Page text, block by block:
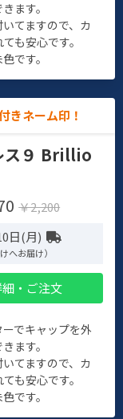
ます。
てますので、カ
も安心です。
です。
きネーム印！
ス９ Brillio
￥2,200
日(月)
へお届け）
・ご注文
でキャップを外
ます。
てますので、カ
も安心です。
です。